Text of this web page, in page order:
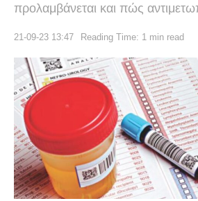
προλαμβάνεται και πώς
21-09-23 13:47 Reading Time: 1 min read